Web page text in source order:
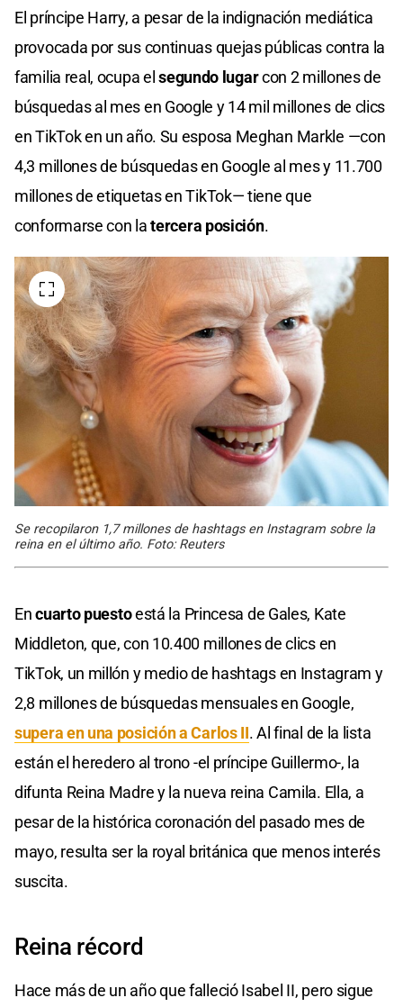
El príncipe Harry, a pesar de la indignación mediática
provocada por sus continuas quejas públicas contra la
familia real, ocupa elsegundo lugarcon 2 millones de
búsquedas al mes en Google y 14 mil millones de clics
en TikTok en un año. Su esposa Meghan Markle —con
4,3 millones de búsquedas en Google al mes y 11.700
millones de etiquetas en TikTok— tiene que
conformarse con latercera posición.
Se recopilaron 1,7 millones de hashtags en Instagram sobre la
reina en el último año. Foto: Reuters
Encuarto puestoestá la Princesa de Gales, Kate
Middleton, que, con 10.400 millones de clics en
TikTok, un millón y medio de hashtags en Instagram y
2,8 millones de búsquedas mensuales en Google,
supera en una posición a Carlos II. Al final de la lista
están el heredero al trono -el príncipe Guillermo-, la
difunta Reina Madre y la nueva reina Camila. Ella, a
pesar de la histórica coronación del pasado mes de
mayo, resulta ser la royal británica que menos interés
suscita.
Reina récord
Hace más de un año que falleció Isabel II, pero sigue